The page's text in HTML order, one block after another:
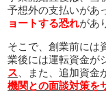
予想外の支払いがあ
ョートする恐れがあ
そこで、創業前には
業後には運転資金が
ス 、また、追加資
機関との面談対策を